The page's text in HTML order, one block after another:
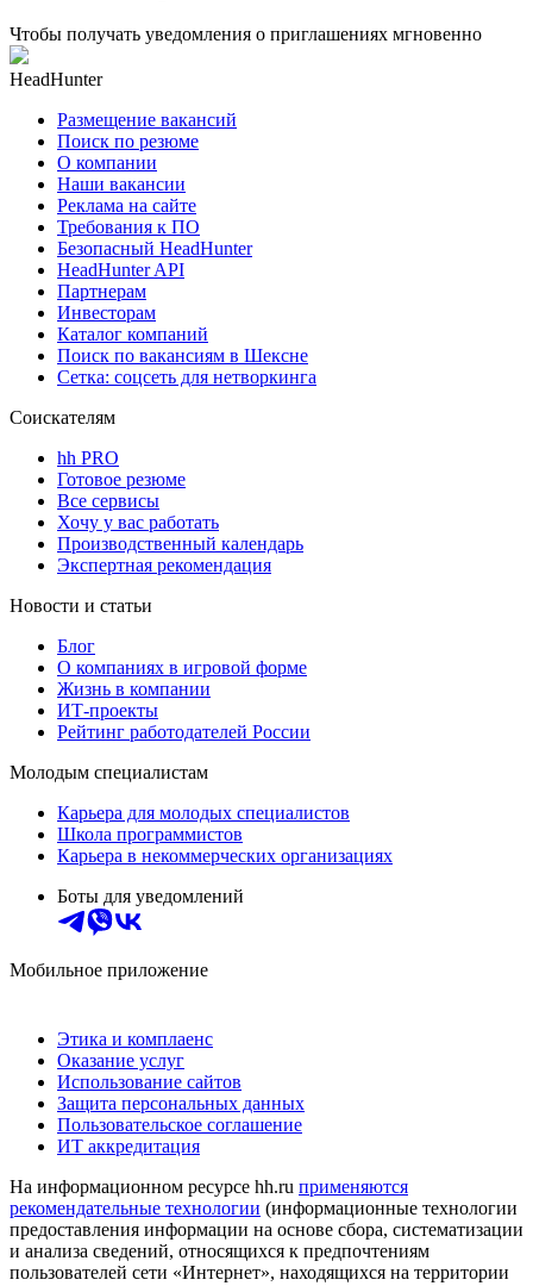
Чтобы получать уведомления о приглашениях мгновенно
HeadHunter
Размещение вакансий
Поиск по резюме
О компании
Наши вакансии
Реклама на сайте
Требования к ПО
Безопасный HeadHunter
HeadHunter API
Партнерам
Инвесторам
Каталог компаний
Поиск по вакансиям в Шексне
Сетка: соцсеть для нетворкинга
Соискателям
hh PRO
Готовое резюме
Все сервисы
Хочу у вас работать
Производственный календарь
Экспертная рекомендация
Новости и статьи
Блог
О компаниях в игровой форме
Жизнь в компании
ИТ-проекты
Рейтинг работодателей России
Молодым специалистам
Карьера для молодых специалистов
Школа программистов
Карьера в некоммерческих организациях
Боты для уведомлений
Мобильное приложение
Этика и комплаенс
Оказание услуг
Использование сайтов
Защита персональных данных
Пользовательское соглашение
ИТ аккредитация
На информационном ресурсе hh.ru применяются
рекомендательные технологии (информационные технологии
предоставления информации на основе сбора, систематизации
и анализа сведений, относящихся к предпочтениям
пользователей сети «Интернет», находящихся на территории